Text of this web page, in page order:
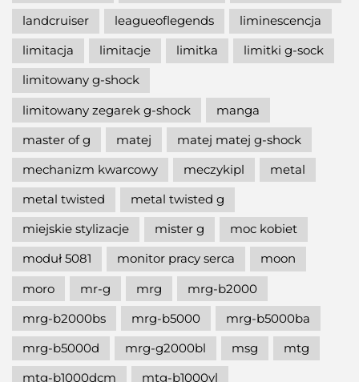
landcruiser
leagueoflegends
liminescencja
limitacja
limitacje limitka
limitki g-sock
limitowany g-shock
limitowany zegarek g-shock
manga
master of g
matej
matej matej g-shock
mechanizm kwarcowy
meczykipl
metal
metal twisted
metal twisted g
miejskie stylizacje
mister g
moc kobiet
moduł 5081
monitor pracy serca
moon
moro
mr-g mrg
mrg-b2000
mrg-b2000bs
mrg-b5000
mrg-b5000ba
mrg-b5000d
mrg-g2000bl msg
mtg
mtg-b1000dcm
mtg-b1000vl